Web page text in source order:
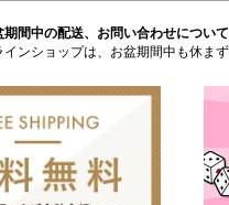
期間中の配送、お問い合わせについ